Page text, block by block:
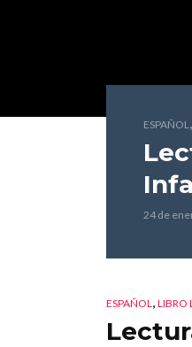
ESPAÑOL,
24 de
ESPAÑOL, LIBRO